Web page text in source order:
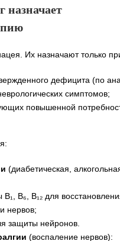
назначает
Их назначают только
дефицита (по
симптомов;
повышенной
(диабетическая,
В₁, В₆, В₁₂ для
нервов;
защиты нейронов.
(воспаление нервов):